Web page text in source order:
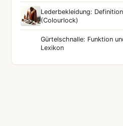
Lederbekleidung:
(Colourlock)
Gürtelschnalle: Funktion
Lexikon